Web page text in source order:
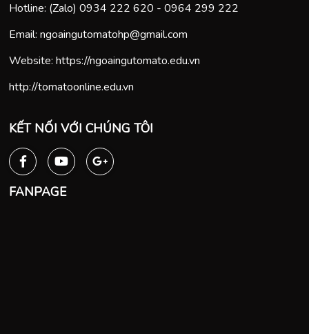
Hotline: (Zalo) 0934 222 620 - 0964 299 222
Email: ngoaingutomatohp@gmail.com
Website: https://ngoaingutomato.edu.vn
http://tomatoonline.edu.vn
KẾT NỐI VỚI CHÚNG TÔI
FANPAGE